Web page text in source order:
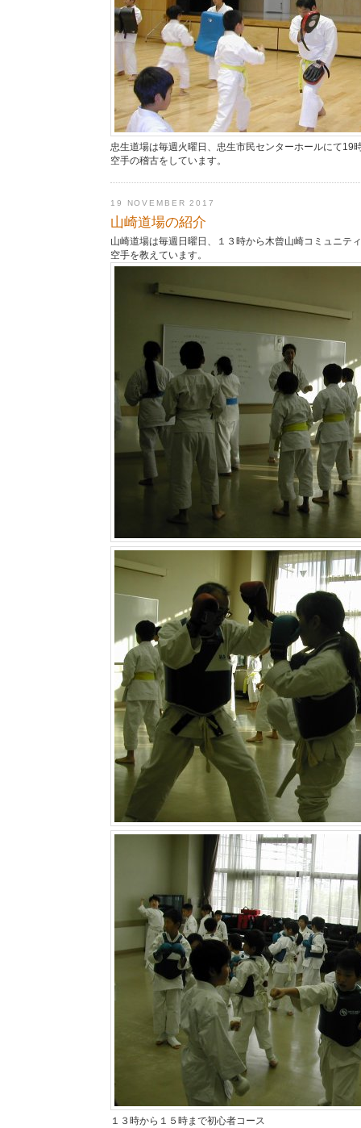
忠生道場は毎週火曜日、忠生市民センターホールにて19
空手の稽古をしています。
19 NOVEMBER 2017
山崎道場の紹介
山崎道場は毎週日曜日、１３時から木曾山崎コミュニテ
空手を教えています。
１３時から１５時まで初心者コース